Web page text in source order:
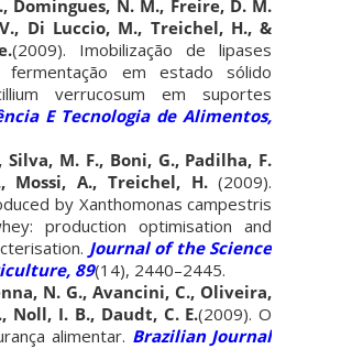
Domingues, N. M., Freire, D. M.
Di Luccio, M., Treichel, H., &
(2009). Imobilização de lipases
fermentação em estado sólido
verrucosum em suportes
E Tecnologia de Alimentos,
Silva, M. F., Boni, G., Padilha, F.
Mossi, A., Treichel, H.(2009).
by Xanthomonas campestris
production optimisation and
Journal of the Science
89(14), 2440–2445.
N. G., Avancini, C., Oliveira,
Noll, I. B., Daudt, C. E.(2009). O
alimentar. Brazilian Journal